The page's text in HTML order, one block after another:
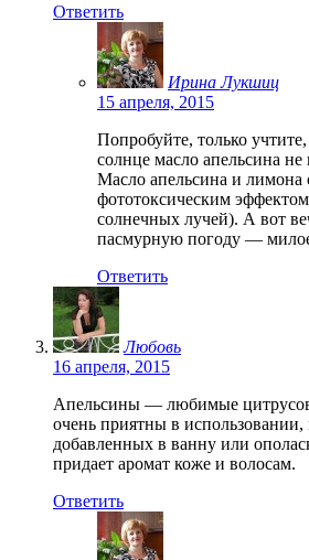
Ответить
Ирина Лукшиц
15 апреля, 2015
Попробуйте, только
солнце масло апельсина не
Масло апельсина и лимона
фототоксическим
солнечных лучей). А вот
пасмурную погоду —
Ответить
Любовь
16 апреля, 2015
Апельсины — любимые
очень приятны в использовании,
добавленных в ванну или
придает аромат коже и волосам.
Ответить